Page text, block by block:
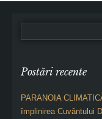
Postări recente
PARANOIA
împlinirea Cuvântului